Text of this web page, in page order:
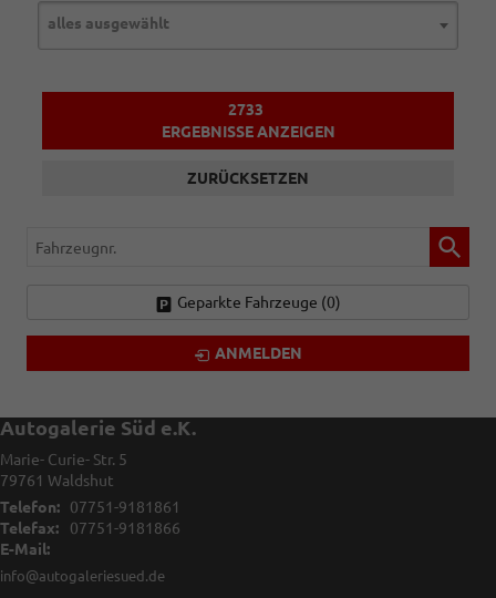
alles ausgewählt
2733
ERGEBNISSE ANZEIGEN
ZURÜCKSETZEN
Fahrzeugnr.
Geparkte Fahrzeuge (0)
ANMELDEN
Autogalerie Süd e.K.
Marie- Curie- Str. 5
79761 Waldshut
Telefon:
07751-9181861
Telefax:
07751-9181866
E-Mail:
info@autogaleriesued.de